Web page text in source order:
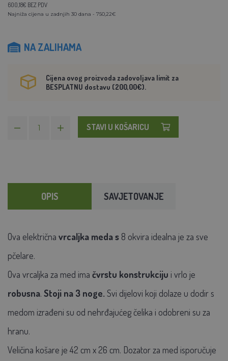
600,18€ BEZ PDV
Najniža cijena u zadnjih 30 dana - 750,22€
NA ZALIHAMA
Cijena ovog proizvoda zadovoljava limit za
BESPLATNU dostavu (200,00€).
STAVI U KOŠARICU
OPIS SAVJETOVANJE
Ova električna vrcaljka meda s 8 okvira idealna je za sve
pčelare.
Ova vrcaljka za med ima čvrstu konstrukciju i vrlo je
robusna. Stoji na 3 noge. Svi dijelovi koji dolaze u dodir s
medom izrađeni su od nehrđajućeg čelika i odobreni su za
hranu.
Veličina košare je 42 cm x 26 cm. Dozator za med isporučuje